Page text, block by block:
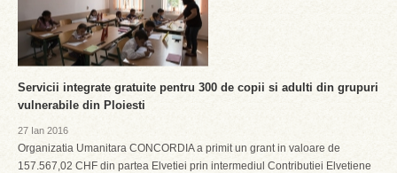
Servicii integrate gratuite pentru 300 de copii si adulti din grupuri
vulnerabile din Ploiesti
27 Ian 2016
Organizatia Umanitara CONCORDIA a primit un grant in valoare de
157.567,02 CHF din partea Elvetiei prin intermediul Contributiei Elvetiene